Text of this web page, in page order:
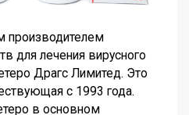
производителем
для лечения вирусного
Драгс Лимитед. Это
с 1993 года.
в основном